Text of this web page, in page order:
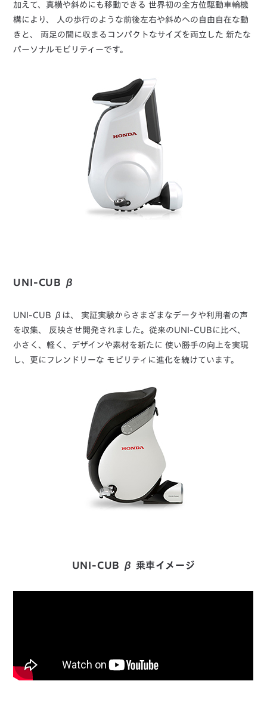
加えて、真横や斜めにも移動できる 世界初の全方位駆動車輪機
構により、 人の歩行のような前後左右や斜めへの自由自在な動
きと、 両足の間に収まるコンパクトなサイズを両立した 新たな
パーソナルモビリティーです。
UNI-CUB β
UNI-CUB βは、 実証実験からさまざまなデータや利用者の声
を収集、 反映させ開発されました。従来のUNI-CUBに比べ、
小さく、軽く、デザインや素材を新たに 使い勝手の向上を実現
し、更にフレンドリーな モビリティに進化を続けています。
UNI-CUB β 乗車イメージ